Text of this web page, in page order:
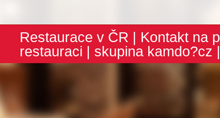
Restaurace v ČR | Kontakt na
restauraci | skupina kamdo?cz |